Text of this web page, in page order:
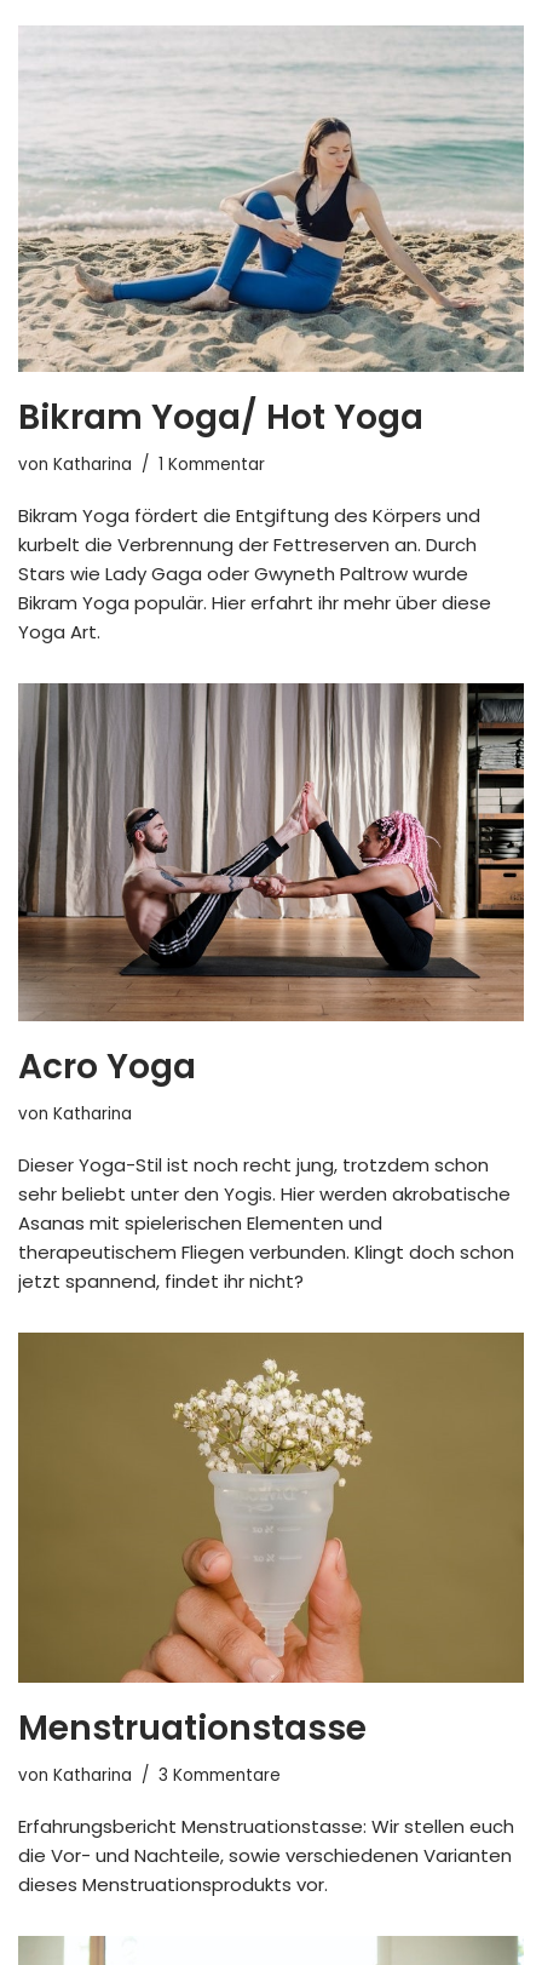
Bikram Yoga/ Hot Yoga
von Katharina 1 Kommentar
Bikram Yoga fördert die Entgiftung des Körpers und
kurbelt die Verbrennung der Fettreserven an. Durch
Stars wie Lady Gaga oder Gwyneth Paltrow wurde
Bikram Yoga populär. Hier erfahrt ihr mehr über diese
Yoga Art.
Acro Yoga
von Katharina
Dieser Yoga-Stil ist noch recht jung, trotzdem schon
sehr beliebt unter den Yogis. Hier werden akrobatische
Asanas mit spielerischen Elementen und
therapeutischem Fliegen verbunden. Klingt doch schon
jetzt spannend, findet ihr nicht?
Menstruationstasse
von Katharina 3 Kommentare
Erfahrungsbericht Menstruationstasse: Wir stellen euch
die Vor- und Nachteile, sowie verschiedenen Varianten
dieses Menstruationsprodukts vor.